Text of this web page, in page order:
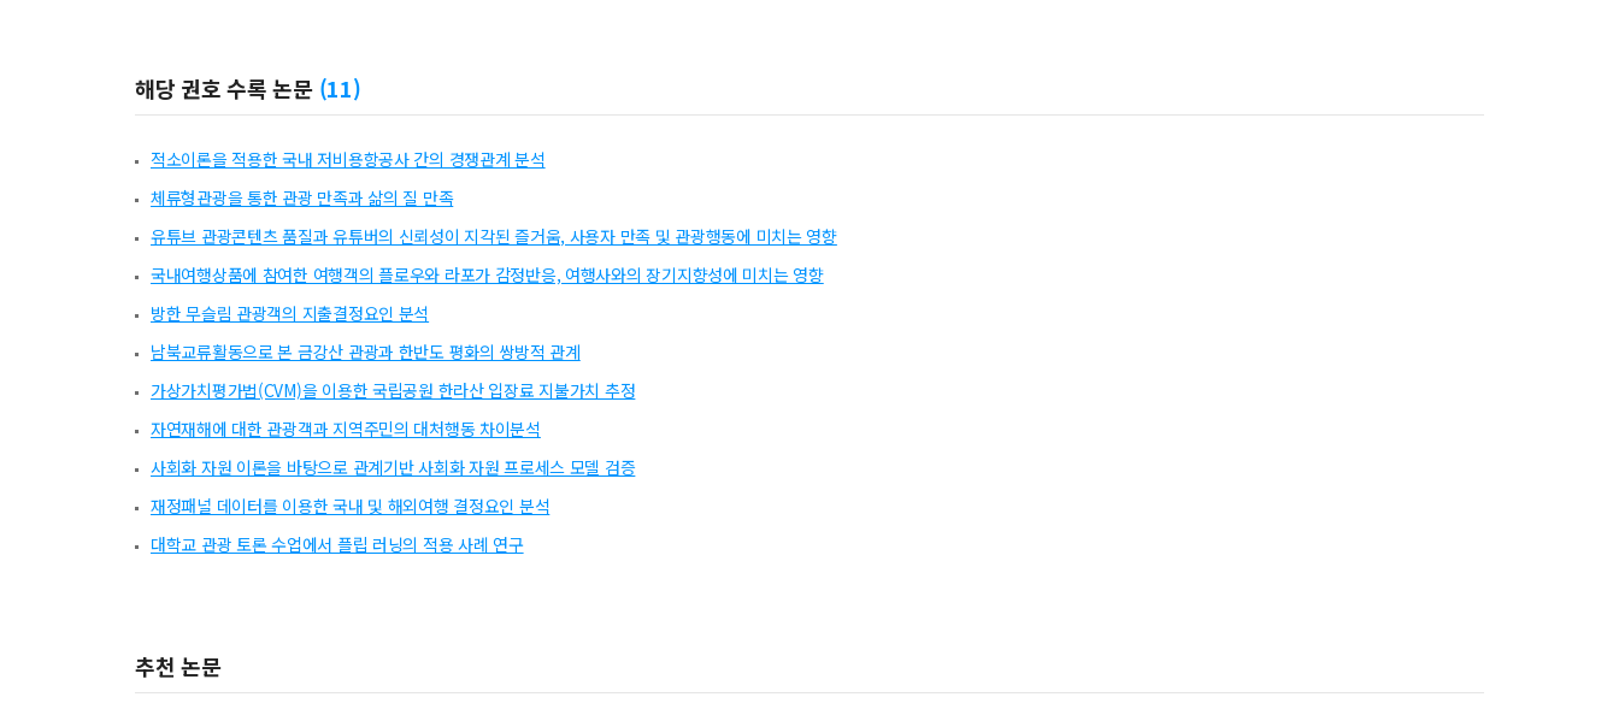
해당 권호 수록 논문 (11)
적소이론을 적용한 국내 저비용항공사 간의 경쟁관계 분석
체류형관광을 통한 관광 만족과 삶의 질 만족
유튜브 관광콘텐츠 품질과 유튜버의 신뢰성이 지각된 즐거움, 사용자 만족 및 관광행동에 미치는 영향
국내여행상품에 참여한 여행객의 플로우와 라포가 감정반응, 여행사와의 장기지향성에 미치는 영향
방한 무슬림 관광객의 지출결정요인 분석
남북교류활동으로 본 금강산 관광과 한반도 평화의 쌍방적 관계
가상가치평가법(CVM)을 이용한 국립공원 한라산 입장료 지불가치 추정
자연재해에 대한 관광객과 지역주민의 대처행동 차이분석
사회화 자원 이론을 바탕으로 관계기반 사회화 자원 프로세스 모델 검증
재정패널 데이터를 이용한 국내 및 해외여행 결정요인 분석
대학교 관광 토론 수업에서 플립 러닝의 적용 사례 연구
추천 논문